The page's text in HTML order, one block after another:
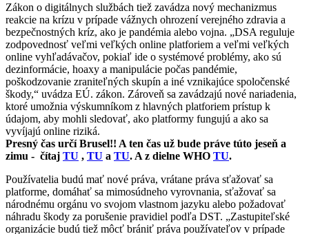
Zákon o digitálnych službách tiež zavádza nový mechanizmus
reakcie na krízu v prípade vážnych ohrození verejného zdravia a
bezpečnostných kríz, ako je pandémia alebo vojna. „DSA reguluje
zodpovednosť veľmi veľkých online platforiem a veľmi veľkých
online vyhľadávačov, pokiaľ ide o systémové problémy, ako sú
dezinformácie, hoaxy a manipulácie počas pandémie,
poškodzovanie zraniteľných skupín a iné vznikajúce spoločenské
škody,“ uvádza EÚ. zákon. Zároveň sa zavádzajú nové nariadenia,
ktoré umožnia výskumníkom z hlavných platforiem prístup k
údajom, aby mohli sledovať, ako platformy fungujú a ako sa
vyvíjajú online riziká.
Presný čas určí Brusel!! A ten čas už bude práve túto jeseň a
zimu - čítaj TU , TU a TU. A z dielne WHO TU.
Používatelia budú mať nové práva, vrátane práva sťažovať sa
platforme, domáhať sa mimosúdneho vyrovnania, sťažovať sa
národnému orgánu vo svojom vlastnom jazyku alebo požadovať
náhradu škody za porušenie pravidiel podľa DST. „Zastupiteľské
organizácie budú tiež môcť brániť práva používateľov v prípade